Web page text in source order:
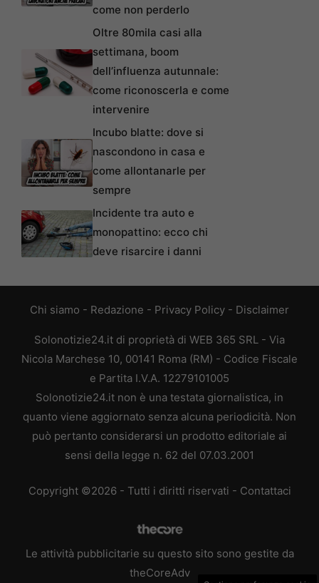
come non perderlo
Oltre 80mila casi alla
settimana, boom
dell’influenza autunnale:
come riconoscerla e come
intervenire
Incubo blatte: dove si
nascondono in casa e
come allontanarle per
sempre
Incidente tra auto e
monopattino: ecco chi
deve risarcire i danni
Chi siamo - Redazione - Privacy Policy - Disclaimer
Solonotizie24.it di proprietà di WEB 365 SRL - Via
Nicola Marchese 10, 00141 Roma (RM) - Codice Fiscale
e Partita I.V.A. 12279101005
Solonotizie24.it non è una testata giornalistica, in
quanto viene aggiornato senza alcuna periodicità. Non
può pertanto considerarsi un prodotto editoriale ai
sensi della legge n. 62 del 07.03.2001
Copyright ©2026 - Tutti i diritti riservati - Contattaci
Le attività pubblicitarie su questo sito sono gestite da
theCoreAdv